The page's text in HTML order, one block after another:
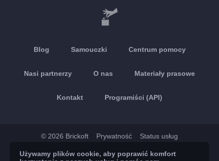
Blog Samouczki Centrum pomocy
Nasi partnerzy O nas Materiały prasowe
Kontakt Programiści (API)
© 2026 Brickoft Prywatność Status usług
App Store Google Play
Używamy plików cookie, aby poprawić komfort